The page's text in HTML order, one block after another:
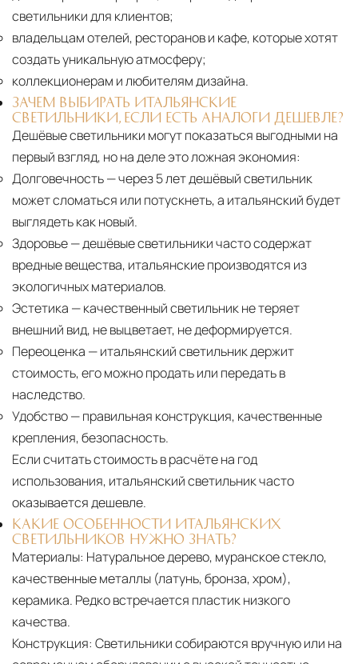
светильники для клиентов;
владельцам отелей, ресторанов и кафе, которые хотят
создать уникальную атмосферу;
коллекционерам и любителям дизайна.
ЗАЧЕМ ВЫБИРАТЬ ИТАЛЬЯНСКИЕ
СВЕТИЛЬНИКИ, ЕСЛИ ЕСТЬ АНАЛОГИ ДЕШЕВЛЕ?
Дешёвые светильники могут показаться выгодными на
первый взгляд, но на деле это ложная экономия:
Долговечность— через 5 лет дешёвый светильник
может сломаться или потускнеть, а итальянский будет
выглядеть как новый.
Здоровье— дешёвые светильники часто содержат
вредные вещества, итальянские производятся из
экологичных материалов.
Эстетика — качественный светильник не теряет
внешний вид, не выцветает, не деформируется.
Переоценка — итальянский светильник держит
стоимость, его можно продать или передать в
наследство.
Удобство— правильная конструкция, качественные
крепления, безопасность.
Если считать стоимость в расчёте на год
использования, итальянский светильник часто
оказывается дешевле.
КАКИЕ ОСОБЕННОСТИ ИТАЛЬЯНСКИХ
СВЕТИЛЬНИКОВ НУЖНО ЗНАТЬ?
Материалы: Натуральное дерево, муранское стекло,
качественные металлы (латунь, бронза, хром),
керамика. Редко встречается пластик низкого
качества.
Конструкция: Светильники собираются вручную или на